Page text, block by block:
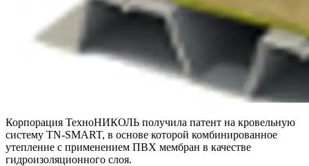
Корпорация ТехноНИКОЛЬ получила патент на кровельную
систему TN-SMART, в основе которой комбинированное
утепление с применением ПВХ мембран в качестве
гидроизоляционного слоя.